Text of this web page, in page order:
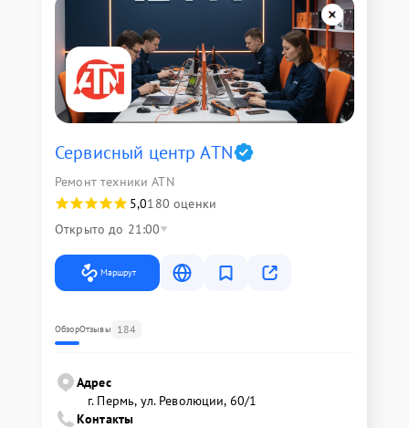
Сервисный центр ATN
Ремонт техники ATN
5,0180 оценки
Открыто до 21:00
Маршрут
ОбзорОтзывы 184
Адрес
г. Пермь, ул. ​Революции, 60/1
Контакты